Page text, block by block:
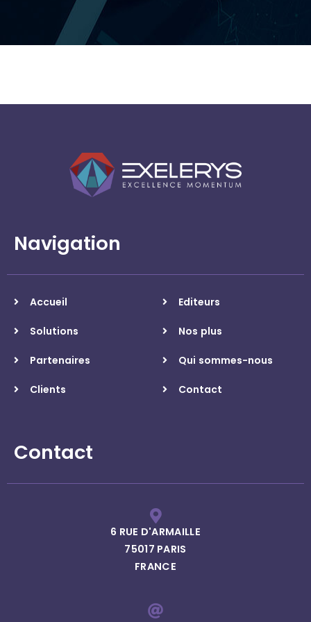
Navigation
Accueil
Solutions
Partenaires
Clients
Editeurs
Nos plus
Qui sommes-nous
Contact
Contact
6 RUE D'ARMAILLE
75017 PARIS
FRANCE